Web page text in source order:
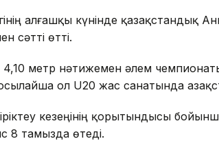
алғашқы күнінде қазақстандық
сәтті өтті.
метр нәтижемен әлем
ол U20 жас санатында
кезеңінің қорытындысы
8 тамызда өтеді.